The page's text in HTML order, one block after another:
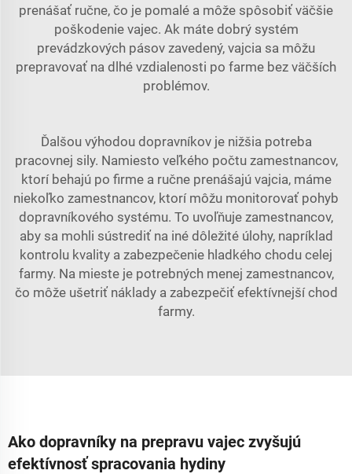
prenášať ručne, čo je pomalé a môže spôsobiť väčšie
poškodenie vajec. Ak máte dobrý systém
prevádzkových pásov zavedený, vajcia sa môžu
prepravovať na dlhé vzdialenosti po farme bez väčších
problémov.
Ďalšou výhodou dopravníkov je nižšia potreba
pracovnej sily. Namiesto veľkého počtu zamestnancov,
ktorí behajú po firme a ručne prenášajú vajcia, máme
niekoľko zamestnancov, ktorí môžu monitorovať pohyb
dopravníkového systému. To uvoľňuje zamestnancov,
aby sa mohli sústrediť na iné dôležité úlohy, napríklad
kontrolu kvality a zabezpečenie hladkého chodu celej
farmy. Na mieste je potrebných menej zamestnancov,
čo môže ušetriť náklady a zabezpečiť efektívnejší chod
farmy.
Ako dopravníky na prepravu vajec zvyšujú
efektívnosť spracovania hydiny